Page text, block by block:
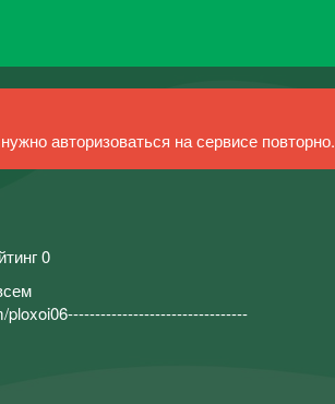
авторизоваться на сервисе повторно.
0